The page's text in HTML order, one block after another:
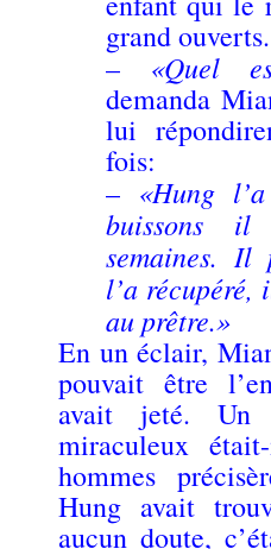
grand ouverts.
– «Quel
demanda
lui
fois:
– «Hung
buissons
semaines.
l’a
au prêtre.»
En un éclair,
pouvait être
avait jeté. Un
miraculeux
hommes
Hung avait
aucun doute,